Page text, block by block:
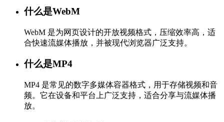
什么是WebM
WebM 是为网页设计的开放视频格式，压缩效率高，适
合快速流媒体播放，并被现代浏览器广泛支持。
什么是MP4
MP4 是常见的数字多媒体容器格式，用于存储视频和音
频。它在设备和平台上广泛支持，适合分享与流媒体播
放。